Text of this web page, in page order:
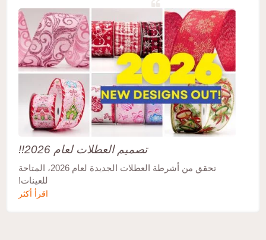
تصميم العطلات لعام 2026!!
تحقق من أشرطة العطلات الجديدة لعام 2026، المتاحة
للعينات!
اقرأ أكثر